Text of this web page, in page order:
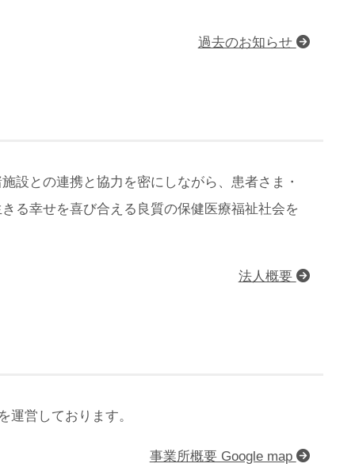
過去のお知らせ
設との連携と協力を密にしながら、患者さま・
る幸せを喜び合える良質の保健医療福祉社会を
法人概要
運営しております。
事業所概要 Google map